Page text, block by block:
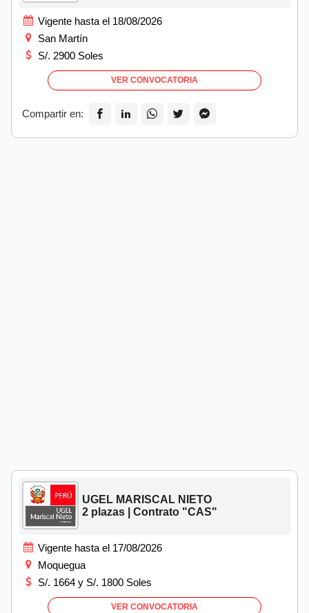
Vigente hasta el 18/08/2026
San Martín
S/. 2900 Soles
VER CONVOCATORIA
Compartir en:
UGEL MARISCAL NIETO
2 plazas | Contrato "CAS"
Vigente hasta el 17/08/2026
Moquegua
S/. 1664 y S/. 1800 Soles
VER CONVOCATORIA